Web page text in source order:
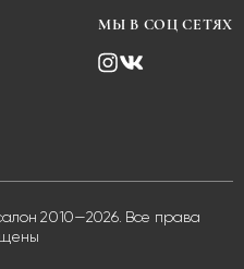
МЫ В СОЦ СЕТЯХ
2010—2026. Все права